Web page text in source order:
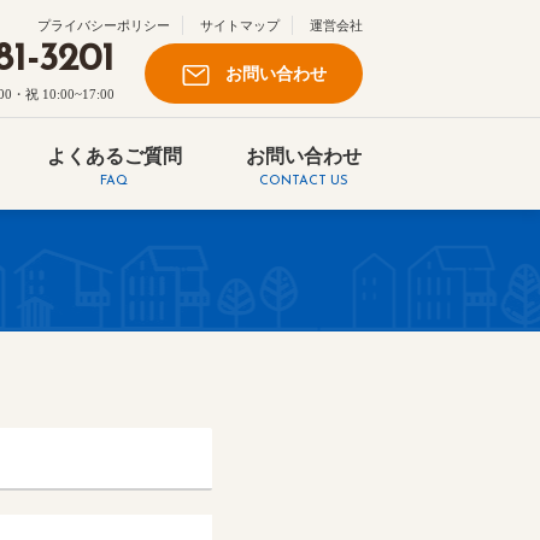
プライバシーポリシー サイトマップ 運営会社
3201
・祝 10:00~17:00
お問い合わせ
よくあるご質問
FAQ
お問い合わせ
CONTACT US